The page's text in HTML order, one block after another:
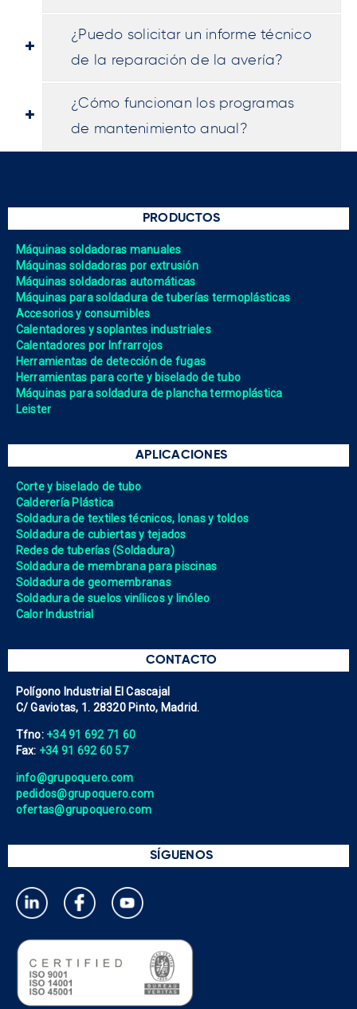
¿Puedo solicitar un informe técnico
de la reparación de la avería?
¿Cómo funcionan los programas
de mantenimiento anual?
PRODUCTOS
Máquinas soldadoras manuales
Máquinas soldadoras por extrusión
Máquinas soldadoras automáticas
Máquinas para soldadura de tuberías termoplásticas
Accesorios y consumibles
Calentadores y soplantes industriales
Calentadores por Infrarrojos
Herramientas de detección de fugas
Herramientas para corte y biselado de tubo
Máquinas para soldadura de plancha termoplástica
Leister
APLICACIONES
Corte y biselado de tubo
Calderería Plástica
Soldadura de textiles técnicos, lonas y toldos
Soldadura de cubiertas y tejados
Redes de tuberías (Soldadura)
Soldadura de membrana para piscinas
Soldadura de geomembranas
Soldadura de suelos vinílicos y linóleo
Calor Industrial
CONTACTO
Polígono Industrial El Cascajal
C/ Gaviotas, 1. 28320 Pinto, Madrid.
Tfno: +34 91 692 71 60
Fax: +34 91 692 60 57
info@grupoquero.com
pedidos@grupoquero.com
ofertas@grupoquero.com
SÍGUENOS